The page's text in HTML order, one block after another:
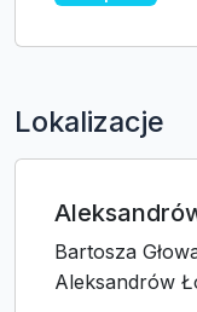
Lokalizacje
Bartosza
Aleksandrów